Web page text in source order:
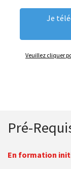
Veuillez cliquer
Pré-
En formation